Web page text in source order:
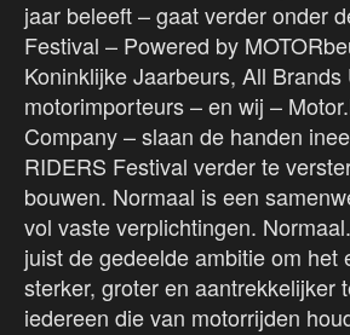
jaar beleeft – gaat verder onder
Festival – Powered by
Koninklijke Jaarbeurs, All
motorimporteurs – en wij –
Company – slaan de handen
RIDERS Festival verder te
bouwen. Normaal is een
vol vaste verplichtingen.
juist de gedeelde ambitie om het
sterker, groter en aantrekkelijker
iedereen die van motorrijden